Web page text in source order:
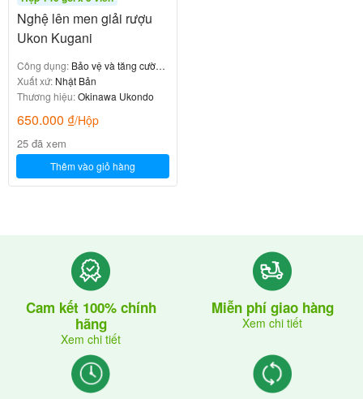
Nghệ lên men giải rượu
Ukon Kugani
Công dụng: Bảo vệ và tăng cường
chức năng gan
Xuất xứ: Nhật Bản
Thương hiệu:Okinawa Ukondo
650.000 ₫/Hộp
25 đã xem
Thêm vào giỏ hàng
Cam kết 100% chính
hãng
Xem chi tiết
Miễn phí giao hàng
Xem chi tiết